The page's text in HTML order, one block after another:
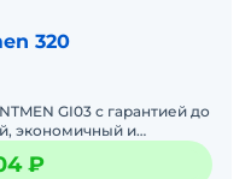
320
GI03 с гарантией до
экономичный и
для задач любой
₽